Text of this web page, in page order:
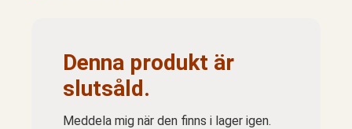
Denna produkt är
slutsåld.
Meddela mig när den finns i lager igen.